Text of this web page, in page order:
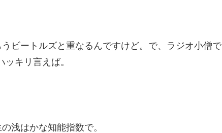
ビートルズと重なるんですけど。で、ラジオ小僧で
キリ言えば。
浅はかな知能指数で。